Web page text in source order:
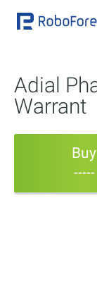
Adial
Warrant
Buy
-----